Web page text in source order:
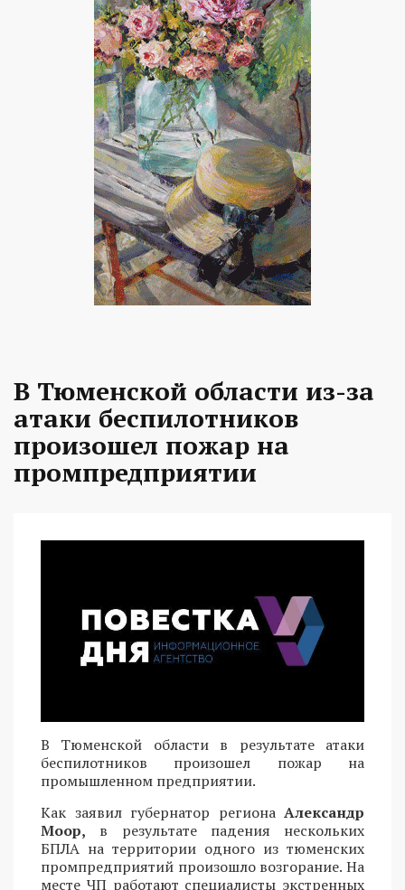
В Тюменской области из-за
атаки беспилотников
произошел пожар на
промпредприятии
В Тюменской области в результате атаки
беспилотников произошел пожар на
промышленном предприятии.
Как заявил губернатор региона Александр
Моор, в результате падения нескольких
БПЛА на территории одного из тюменских
промпредприятий произошло возгорание. На
месте ЧП работают специалисты экстренных